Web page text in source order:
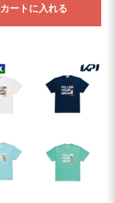
カートに入れる